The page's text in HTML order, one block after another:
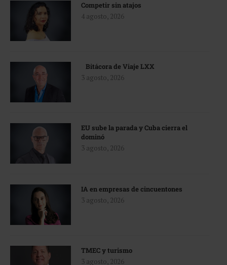
Competir sin atajos
4 agosto, 2026
Bitácora de Viaje LXX
3 agosto, 2026
EU sube la parada y Cuba cierra el
dominó
3 agosto, 2026
IA en empresas de cincuentones
3 agosto, 2026
TMEC y turismo
3 agosto, 2026